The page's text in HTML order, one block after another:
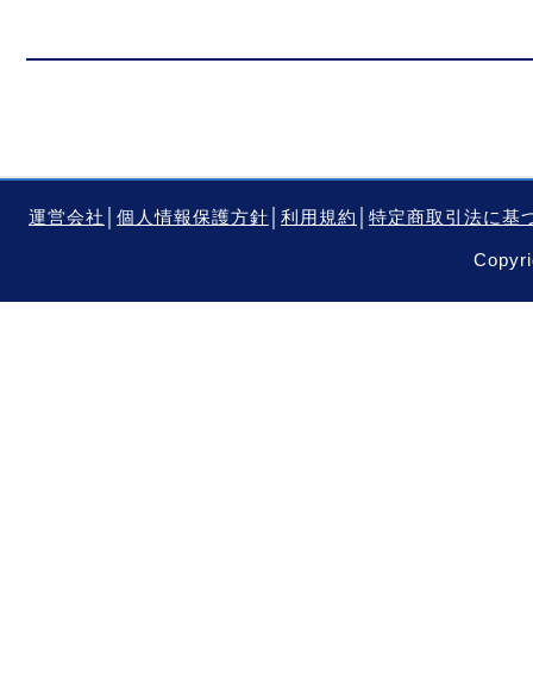
運営会社 個人情報保護方針 利用規約 特定商取引法に基